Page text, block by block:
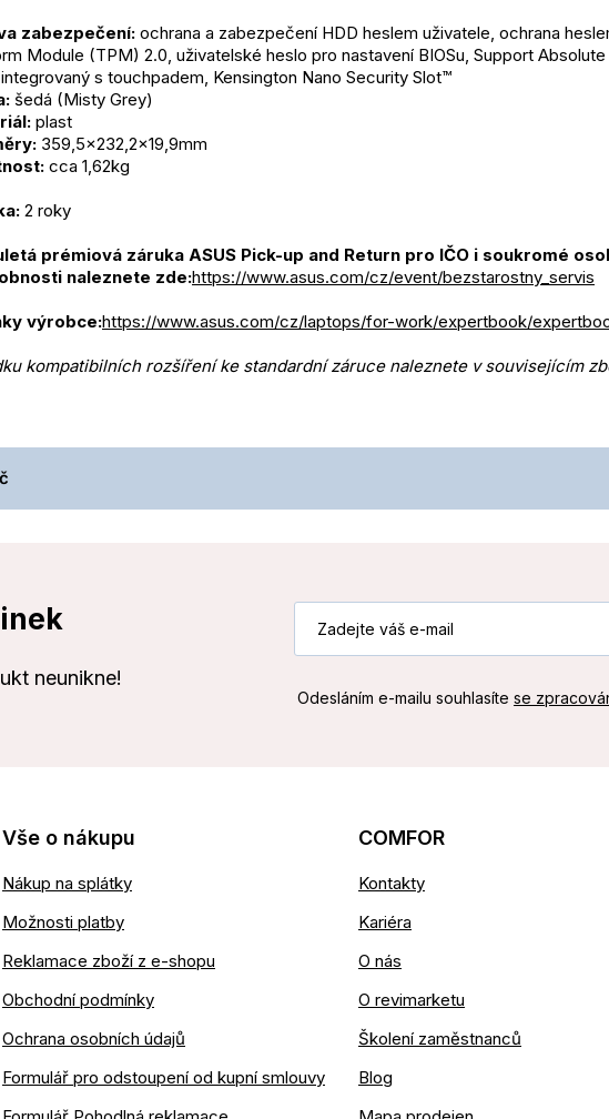
zabezpečení: ochrana a zabezpečení HDD heslem uživatele, ochrana
Module (TPM) 2.0, uživatelské heslo pro nastavení BIOSu, Support
s touchpadem, Kensington Nano Security Slot™
šedá (Misty Grey)
plast
359,5x232,2x19,9mm
cca 1,62kg
2 roky
prémiová záruka ASUS Pick-up and Return pro IČO i soukromé
naleznete zde:https://www.asus.com/cz/event/bezstarostny_servis
výrobce:https://www.asus.com/cz/laptops/for-work/expertbook/
kompatibilních rozšíření ke standardní záruce naleznete v souvisejícím
neunikne!
Odesláním e-mailu souhlasíte se
Vše o nákupu
Nákup na splátky
Možnosti platby
Reklamace zboží z e-shopu
Obchodní podmínky
Ochrana osobních údajů
Formulář pro odstoupení od kupní smlouvy
COMFOR
Kontakty
Kariéra
O nás
O revimarketu
Školení zaměstnanců
Blog